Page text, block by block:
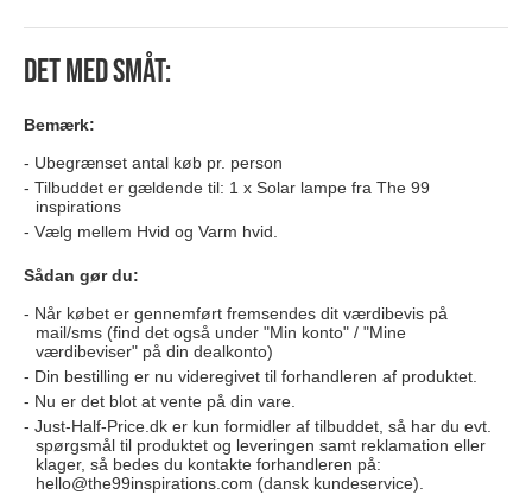
Det med småt:
Bemærk:
Ubegrænset antal køb pr. person
Tilbuddet er gældende til: 1 x Solar lampe fra The 99
inspirations
Vælg mellem Hvid og Varm hvid.
Sådan gør du:
Når købet er gennemført fremsendes dit værdibevis på
mail/sms (find det også under "Min konto" / "Mine
værdibeviser" på din dealkonto)
Din bestilling er nu videregivet til forhandleren af produktet.
Nu er det blot at vente på din vare.
Just-Half-Price.dk er kun formidler af tilbuddet, så har du evt.
spørgsmål til produktet og leveringen samt reklamation eller
klager, så bedes du kontakte forhandleren på:
hello@the99inspirations.com (dansk kundeservice).